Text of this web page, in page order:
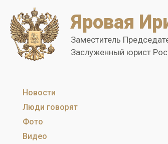
Яровая
Заместитель
Заслуженный юрист
Новости
Люди говорят
Фото
Видео